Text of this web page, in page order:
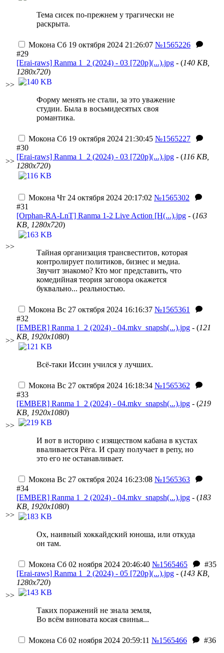
Тема сисек по-прежнем у трагически не
раскрыта.
>>
Мокона Сб 19 октября 2024 21:26:07 №1565226
#29
[Erai-raws] Ranma 1_2 (2024) - 03 [720p](...).jpg - (140 KB,
1280x720)
Форму менять не стали, за это уважение
студии. Была в восьмидесятых своя
романтика.
>>
Мокона Сб 19 октября 2024 21:30:45 №1565227
#30
[Erai-raws] Ranma 1_2 (2024) - 03 [720p](...).jpg - (116 KB,
1280x720)
>>
Мокона Чт 24 октября 2024 20:17:02 №1565302
#31
[Orphan-RA-LnT] Ranma 1-2 Live Action [H(...).jpg - (163
KB, 1280x720)
Тайная организация трансвеститов, которая
контролирует политиков, бизнес и медиа.
Звучит знакомо? Кто мог представить, что
комедийная теория заговора окажется
буквально... реальностью.
>>
Мокона Вс 27 октября 2024 16:16:37 №1565361
#32
[EMBER] Ranma 1_2 (2024) - 04.mkv_snapsh(...).jpg - (121
KB, 1920x1080)
Всё-таки Иссин учился у лучших.
>>
Мокона Вс 27 октября 2024 16:18:34 №1565362
#33
[EMBER] Ranma 1_2 (2024) - 04.mkv_snapsh(...).jpg - (219
KB, 1920x1080)
И вот в историю с изяществом кабана в кустах
вваливается Рёга. И сразу получает в репу, но
это его не останавливает.
>>
Мокона Вс 27 октября 2024 16:23:08 №1565363
#34
[EMBER] Ranma 1_2 (2024) - 04.mkv_snapsh(...).jpg - (183
KB, 1920x1080)
Ох, наивный хоккайдский юноша, или откуда
он там.
>>
Мокона Сб 02 ноября 2024 20:46:40 №1565465
#35
[Erai-raws] Ranma 1_2 (2024) - 05 [720p](...).jpg - (143 KB,
1280x720)
Таких поражений не знала земля,
Во всём виновата косая свинья...
Мокона Сб 02 ноября 2024 20:59:11 №1565466 #36